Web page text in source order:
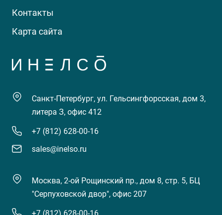
Контакты
Карта сайта
Санкт-Петербург, ул. Гельсингфорсская, дом 3,
литера З, офис 412
+7 (812) 628-00-16
sales@inelso.ru
Москва, 2-ой Рощинский пр., дом 8, стр. 5, БЦ
"Серпуховской двор", офис 207